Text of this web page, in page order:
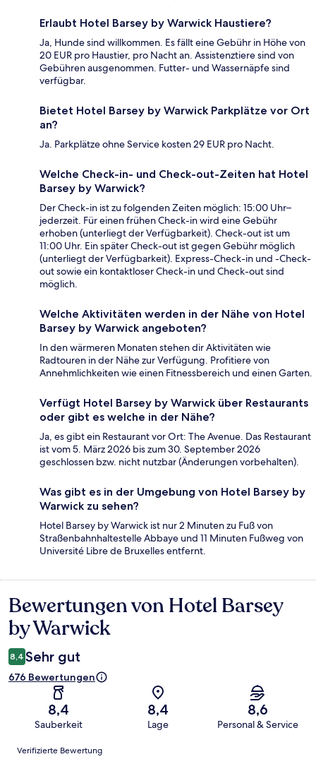
Erlaubt Hotel Barsey by Warwick Haustiere?
Ja, Hunde sind willkommen. Es fällt eine Gebühr in Höhe von
20 EUR pro Haustier, pro Nacht an. Assistenztiere sind von
Gebühren ausgenommen. Futter- und Wassernäpfe sind
verfügbar.
Bietet Hotel Barsey by Warwick Parkplätze vor Ort
an?
Ja. Parkplätze ohne Service kosten 29 EUR pro Nacht.
Welche Check-in- und Check-out-Zeiten hat Hotel
Barsey by Warwick?
Der Check-in ist zu folgenden Zeiten möglich: 15:00 Uhr–
jederzeit. Für einen frühen Check-in wird eine Gebühr
erhoben (unterliegt der Verfügbarkeit). Check-out ist um
11:00 Uhr. Ein später Check-out ist gegen Gebühr möglich
(unterliegt der Verfügbarkeit). Express-Check-in und -Check-
out sowie ein kontaktloser Check-in und Check-out sind
möglich.
Welche Aktivitäten werden in der Nähe von Hotel
Barsey by Warwick angeboten?
In den wärmeren Monaten stehen dir Aktivitäten wie
Radtouren in der Nähe zur Verfügung. Profitiere von
Annehmlichkeiten wie einen Fitnessbereich und einen Garten.
Verfügt Hotel Barsey by Warwick über Restaurants
oder gibt es welche in der Nähe?
Ja, es gibt ein Restaurant vor Ort: The Avenue. Das Restaurant
ist vom 5. März 2026 bis zum 30. September 2026
geschlossen bzw. nicht nutzbar (Änderungen vorbehalten).
Was gibt es in der Umgebung von Hotel Barsey by
Warwick zu sehen?
Hotel Barsey by Warwick ist nur 2 Minuten zu Fuß von
Straßenbahnhaltestelle Abbaye und 11 Minuten Fußweg von
Université Libre de Bruxelles entfernt.
Bewertungen
Bewertungen von Hotel Barsey
by Warwick
8,4 Sehr gut
676 Bewertungen
8,4
Sauberkeit
8,4
Lage
8,6
Personal & Service
Bewertungen
Verifizierte Bewertung